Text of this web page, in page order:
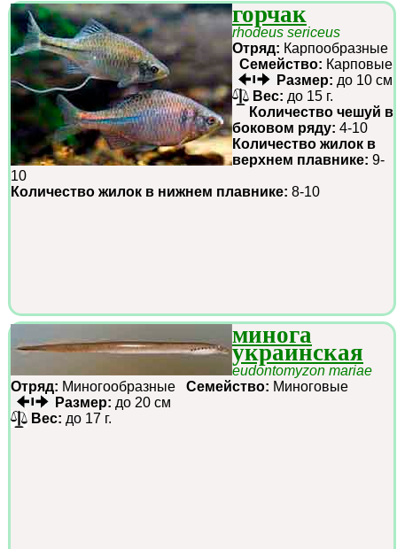
горчак
rhodeus sericeus
Отряд: Карпообразные
Семейство: Карповые
Размер: до 10 см
Вес: до 15 г.
Количество чешуй в
боковом ряду: 4-10
Количество жилок в
верхнем плавнике: 9-
10
Количество жилок в нижнем плавнике: 8-10
минога
украинская
eudontomyzon mariae
Отряд: Миногообразные Семейство: Миноговые
Размер: до 20 см
Вес: до 17 г.